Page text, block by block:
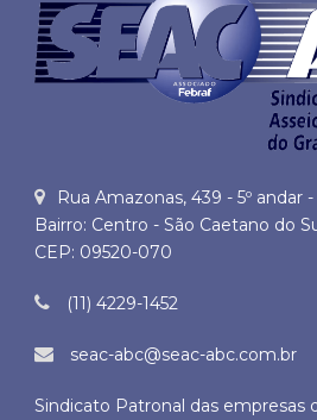
Rua Amazonas, 439 - 5º andar -
Bairro: Centro - São Caetano do
CEP: 09520-070
(11) 4229-1452
seac-abc@seac-abc.com.br
Sindicato Patronal das empresas